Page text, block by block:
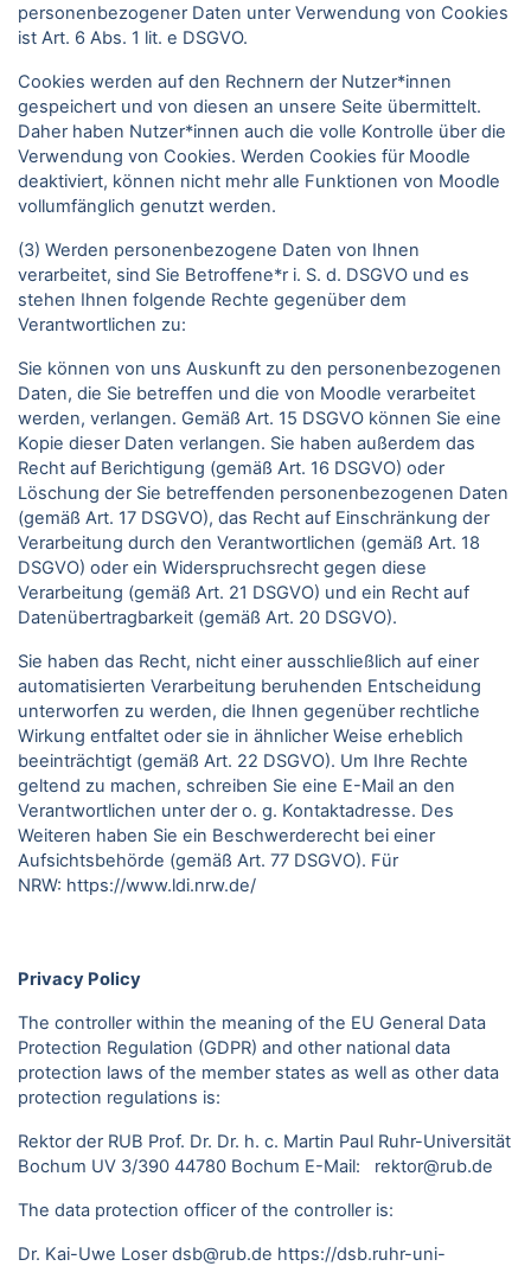
personenbezogener Daten unter Verwendung von Cookies
ist Art. 6 Abs. 1 lit. e DSGVO.
Cookies werden auf den Rechnern der Nutzer*innen
gespeichert und von diesen an unsere Seite übermittelt.
Daher haben Nutzer*innen auch die volle Kontrolle über die
Verwendung von Cookies. Werden Cookies für Moodle
deaktiviert, können nicht mehr alle Funktionen von Moodle
vollumfänglich genutzt werden.
(3) Werden personenbezogene Daten von Ihnen
verarbeitet, sind Sie Betroffene*r i. S. d. DSGVO und es
stehen Ihnen folgende Rechte gegenüber dem
Verantwortlichen zu:
Sie können von uns Auskunft zu den personenbezogenen
Daten, die Sie betreffen und die von Moodle verarbeitet
werden, verlangen. Gemäß Art. 15 DSGVO können Sie eine
Kopie dieser Daten verlangen. Sie haben außerdem das
Recht auf Berichtigung (gemäß Art. 16 DSGVO) oder
Löschung der Sie betreffenden personenbezogenen Daten
(gemäß Art. 17 DSGVO), das Recht auf Einschränkung der
Verarbeitung durch den Verantwortlichen (gemäß Art. 18
DSGVO) oder ein Widerspruchsrecht gegen diese
Verarbeitung (gemäß Art. 21 DSGVO) und ein Recht auf
Datenübertragbarkeit (gemäß Art. 20 DSGVO).
Sie haben das Recht, nicht einer ausschließlich auf einer
automatisierten Verarbeitung beruhenden Entscheidung
unterworfen zu werden, die Ihnen gegenüber rechtliche
Wirkung entfaltet oder sie in ähnlicher Weise erheblich
beeinträchtigt (gemäß Art. 22 DSGVO). Um Ihre Rechte
geltend zu machen, schreiben Sie eine E-Mail an den
Verantwortlichen unter der o. g. Kontaktadresse. Des
Weiteren haben Sie ein Beschwerderecht bei einer
Aufsichtsbehörde (gemäß Art. 77 DSGVO). Für
NRW: https://www.ldi.nrw.de/
Privacy Policy
The controller within the meaning of the EU General Data
Protection Regulation (GDPR) and other national data
protection laws of the member states as well as other data
protection regulations is:
Rektor der RUB Prof. Dr. Dr. h. c. Martin Paul Ruhr-Universität
Bochum UV 3/390 44780 Bochum E-Mail: rektor@rub.de
The data protection officer of the controller is:
Dr. Kai-Uwe Loser dsb@rub.de https://dsb.ruhr-uni-